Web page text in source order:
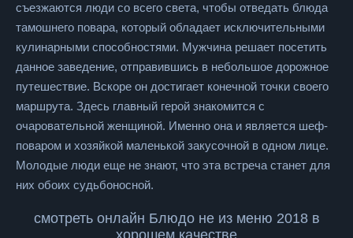
съезжаются люди со всего света, чтобы отведать блюда
тамошнего повара, который обладает исключительными
кулинарными способностями. Мужчина решает посетить
данное заведение, отправившись в небольшое дорожное
путешествие. Вскоре он достигает конечной точки своего
маршрута. Здесь главный герой знакомится с
очаровательной женщиной. Именно она и является шеф-
поваром и хозяйкой маленькой закусочной в одном лице.
Молодые люди еще не знают, что эта встреча станет для
них обоих судьбоносной.
смотреть онлайн Блюдо не из меню 2018 в
хорошем качестве